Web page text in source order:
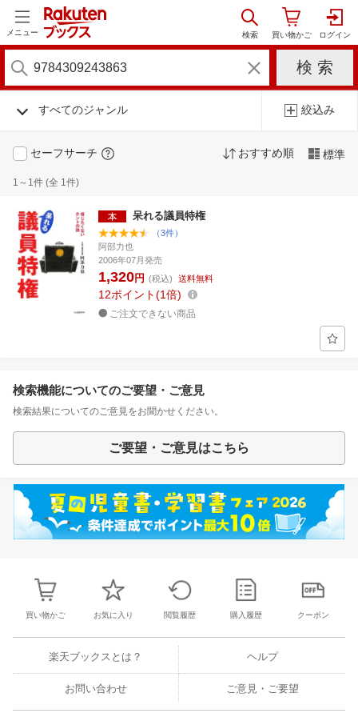
メニュー
すべてのジャンル 絞込み
セーフサーチ おすすめ順 標準
1～1件 (全 1件)
呆れる議員特権
（3件）
阿部力也
2006年07月発売
1,320円 (税込) 送料無料
12ポイント 1倍
ご注文できない商品
検索機能についてのご要望・ご意見
検索結果についてのご意見をお聞かせください。
ご要望・ご意見はこちら
買い物かご お気に入り 閲覧履歴 購入履歴 クーポン
楽天ブックスとは？ ヘルプ
お問い合わせ ご意見・ご要望